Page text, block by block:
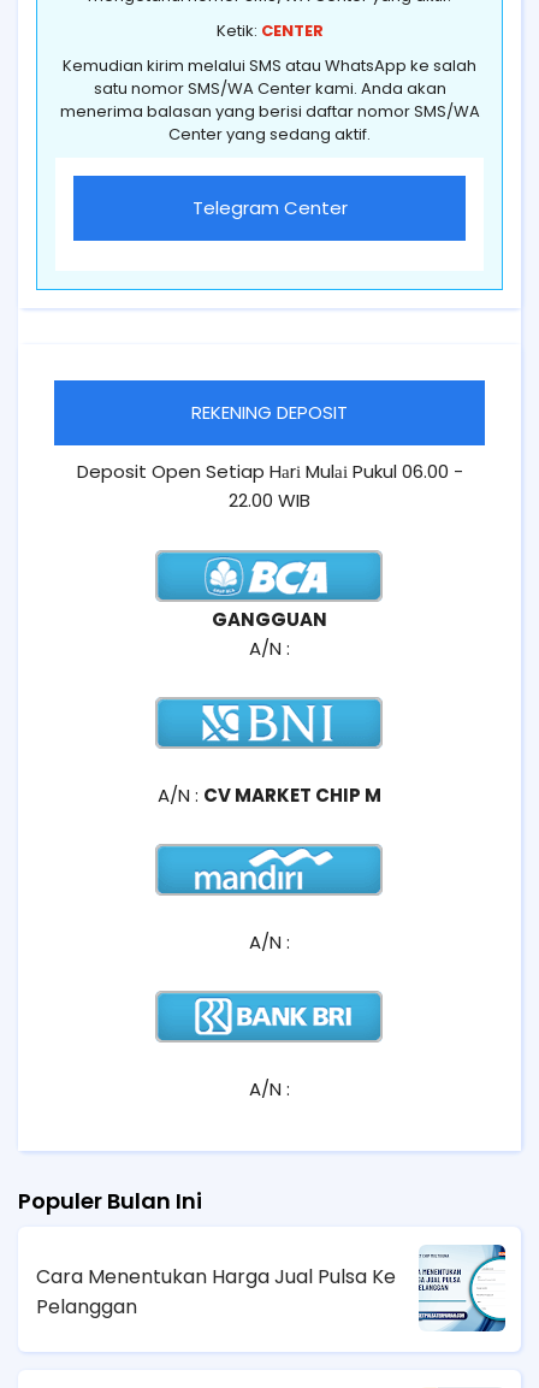
Ketik: CENTER
Kemudian kirim melalui SMS atau WhatsApp ke salah
satu nomor SMS/WA Center kami. Anda akan
menerima balasan yang berisi daftar nomor SMS/WA
Center yang sedang aktif.
Telegram Center
REKENING DEPOSIT
Deposit Open Setiap Hаrі Mulаі Pukul 06.00 -
22.00 WIB
GANGGUAN
A/N :
A/N : CV MARKET CHIP M
A/N :
A/N :
Populer Bulan Ini
Cara Menentukan Harga Jual Pulsa Ke
Pelanggan